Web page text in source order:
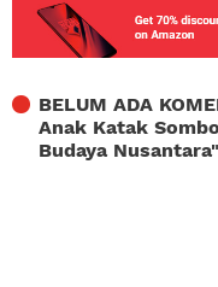
BELUM ADA
Anak Katak
Budaya Nusantara"